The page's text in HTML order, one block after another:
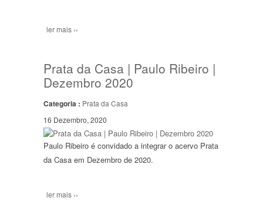
ler mais ››
Prata da Casa | Paulo Ribeiro |
Dezembro 2020
Categoria : Prata da Casa
16 Dezembro, 2020
Paulo Ribeiro é convidado a integrar o acervo Prata
da Casa em Dezembro de 2020.
ler mais ››